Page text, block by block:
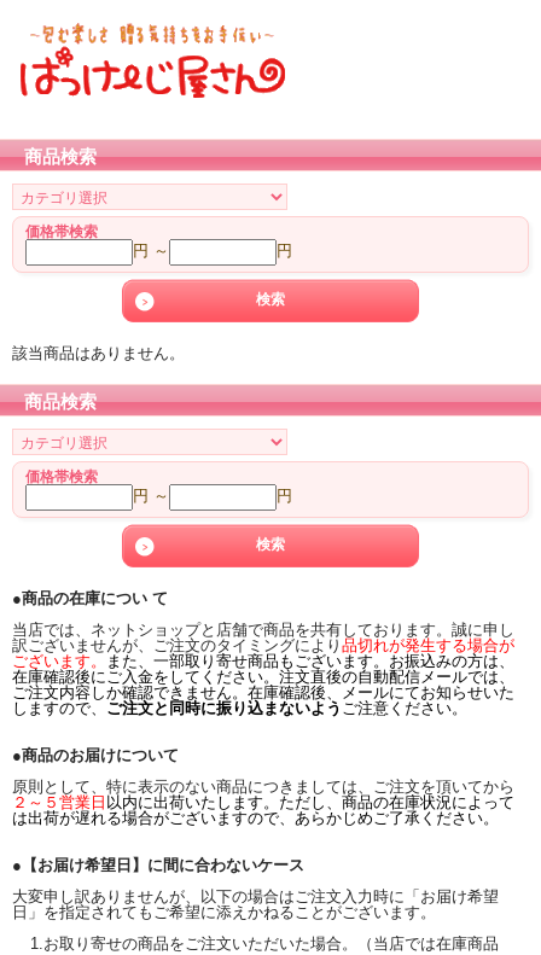
商品検索
価格帯検索
円 ～ 円
該当商品はありません。
商品検索
価格帯検索
円 ～ 円
●商品の在庫につい て
当店では、ネットショップと店舗で商品を共有しております。誠に申し
訳ございませんが、ご注文のタイミングにより 品切れが発生する場合が
ございます。
また、一部取り寄せ商品もございます。お振込みの方は、
在庫確認後にご入金をしてください。注文直後の自動配信メールでは、
ご注文内容しか確認できません。在庫確認後、メールにてお知らせいた
しますので、 ご注文と同時に振り込まないよう ご注意ください。
●商品のお届けについて
原則として、特に表示のない商品につきましては、ご注文を頂いてから
２～５営業日 以内に出荷いたします。ただし、商品の在庫状況によって
は出荷が遅れる場合がございますので、あらかじめご了承ください。
●【お届け希望日】に間に合わないケース
大変申し訳ありませんが、以下の場合はご注文入力時に「お届け希望
日」を指定されてもご希望に添えかねることがございます。
1.お取り寄せの商品をご注文いただいた場合。（当店では在庫商品